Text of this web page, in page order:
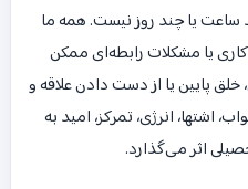
ساعت یا چند روز نیست. همه ما
یا مشکلات رابطه‌ای ممکن
پایین یا از دست دادن علاقه و
اشتها، انرژی، تمرکز، امید به
اثر می‌گذارد.